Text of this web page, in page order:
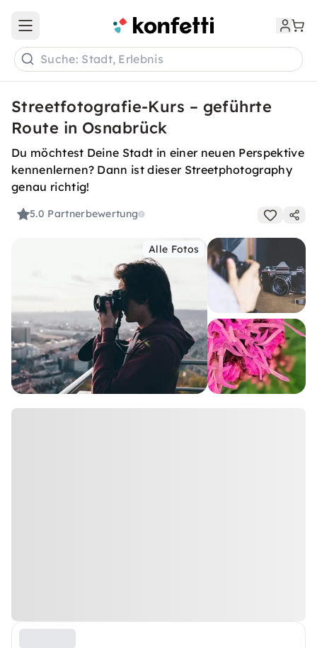
Open main menu
Suche: Stadt, Erlebnis
Streetfotografie-Kurs – geführte
Route in Osnabrück
Du möchtest Deine Stadt in einer neuen Perspektive
kennenlernen? Dann ist dieser Streetphotography
genau richtig!
5.0 Partnerbewertung
Alle Fotos